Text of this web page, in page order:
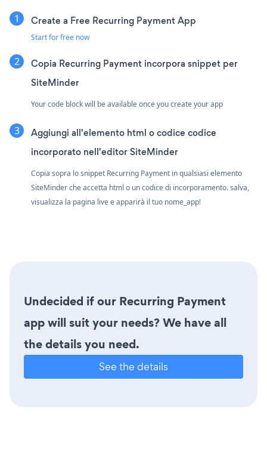
Create a Free Recurring Payment App
Start for free now
Copia Recurring Payment incorpora snippet per
SiteMinder
Your code block will be available once you create your app
Aggiungi all'elemento html o codice codice
incorporato nell'editor SiteMinder
Copia sopra lo snippet Recurring Payment in qualsiasi elemento
SiteMinder che accetta html o un codice di incorporamento. salva,
visualizza la pagina live e apparirà il tuo nome_app!
Undecided if our Recurring Payment
app will suit your needs? We have all
the details you need.
See the details